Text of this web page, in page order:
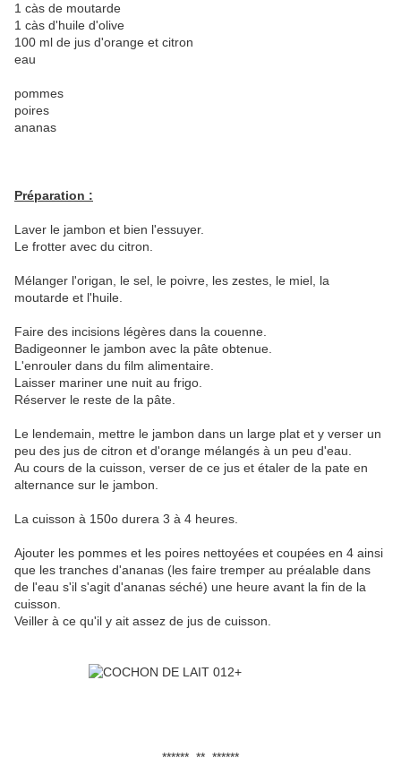
1 càs de moutarde
1 càs d'huile d'olive
100 ml de jus d'orange et citron
eau
pommes
poires
ananas
Préparation :
Laver le jambon et bien l'essuyer.
Le frotter avec du citron.
Mélanger l'origan, le sel, le poivre, les zestes, le miel, la
moutarde et l'huile.
Faire des incisions légères dans la couenne.
Badigeonner le jambon avec la pâte obtenue.
L'enrouler dans du film alimentaire.
Laisser mariner une nuit au frigo.
Réserver le reste de la pâte.
Le lendemain, mettre le jambon dans un large plat et y verser un
peu des jus de citron et d'orange mélangés à un peu d'eau.
Au cours de la cuisson, verser de ce jus et étaler de la pate en
alternance sur le jambon.
La cuisson à 150o durera 3 à 4 heures.
Ajouter les pommes et les poires nettoyées et coupées en 4 ainsi
que les tranches d'ananas (les faire tremper au préalable dans
de l'eau s'il s'agit d'ananas séché) une heure avant la fin de la
cuisson.
Veiller à ce qu'il y ait assez de jus de cuisson.
****** ** ******